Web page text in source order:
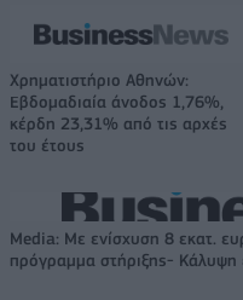
Χρηματιστήριο Αθηνών:
Εβδομαδιαία άνοδος 1,76%,
κέρδη 23,31% από τις αρχές
του έτους
Media: Με ενίσχυση 8 εκατ.
πρόγραμμα στήριξης-